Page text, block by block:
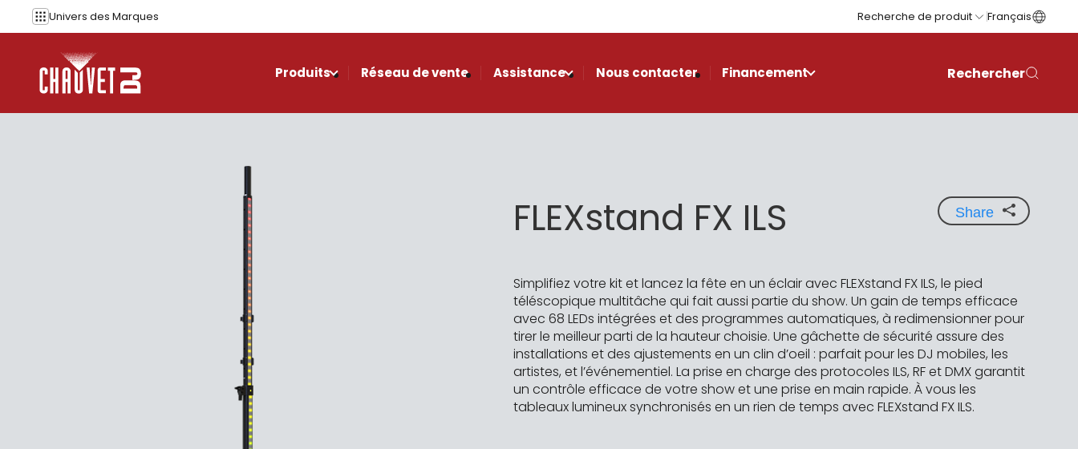
Aller au contenu
Univers des Marques Recherche de produit Français
Produits Réseau de vente Assistance Nous contacter Financement Rechercher
Share
FLEXstand FX ILS
Simplifiez votre kit et lancez la fête en un éclair avec FLEXstand FX ILS, le pied
téléscopique multitâche qui fait aussi partie du show. Un gain de temps efficace
avec 68 LEDs intégrées et des programmes automatiques, à redimensionner pour
tirer le meilleur parti de la hauteur choisie. Une gâchette de sécurité assure des
installations et des ajustements en un clin d’oeil : parfait pour les DJ mobiles, les
artistes, et l’événementiel. La prise en charge des protocoles ILS, RF et DMX garantit
un contrôle efficace de votre show et une prise en main rapide. À vous les
tableaux lumineux synchronisés en un rien de temps avec FLEXstand FX ILS.